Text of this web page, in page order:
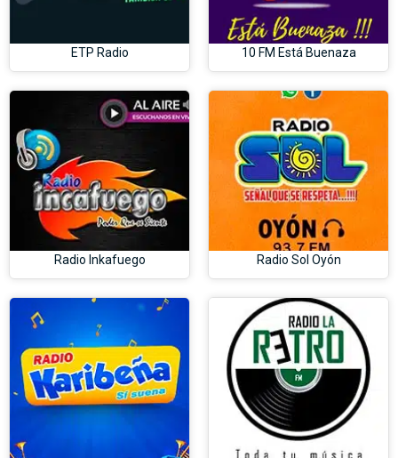
ETP Radio 10 FM Está Buenaza
Radio Inkafuego Radio Sol Oyón